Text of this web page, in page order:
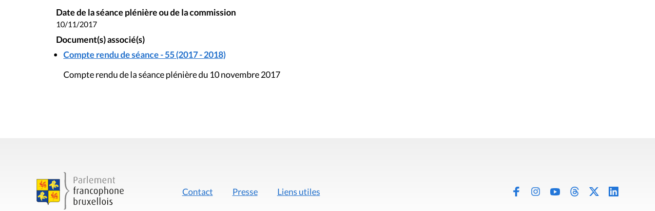
Date de la séance plénière ou de la commission
10/11/2017
Document(s) associé(s)
Compte rendu de séance - 55 (2017 - 2018)
Compte rendu de la séance plénière du 10 novembre 2017
Contact Presse Liens utiles